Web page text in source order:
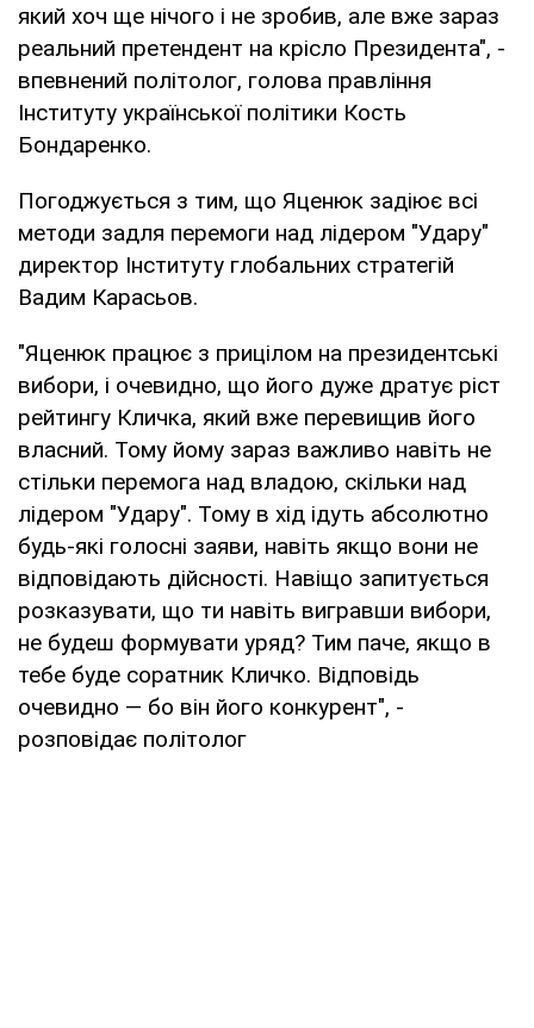
який хоч ще нічого і не зробив, але вже зараз
реальний претендент на крісло Президента", -
впевнений політолог, голова правління
Інституту української політики Кость
Бондаренко.
Погоджується з тим, що Яценюк задіює всі
методи задля перемоги над лідером "Удару"
директор Інституту глобальних стратегій
Вадим Карасьов.
"Яценюк працює з прицілом на президентські
вибори, і очевидно, що його дуже дратує ріст
рейтингу Кличка, який вже перевищив його
власний. Тому йому зараз важливо навіть не
стільки перемога над владою, скільки над
лідером "Удару". Тому в хід ідуть абсолютно
будь-які голосні заяви, навіть якщо вони не
відповідають дійсності. Навіщо запитується
розказувати, що ти навіть вигравши вибори,
не будеш формувати уряд? Тим паче, якщо в
тебе буде соратник Кличко. Відповідь
очевидно — бо він його конкурент", -
розповідає політолог